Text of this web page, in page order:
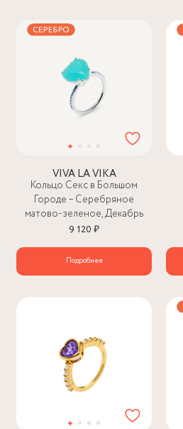
VIVA LA VIKA
Кольцо Секс в Большом
Городе – Серебряное
матово-зеленое, Декабрь
9 120 ₽
Подробнее